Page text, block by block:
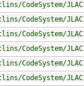
JLAC11/
JLAC11/
JLAC11/
JLAC11/
JLAC11/
JLAC11/